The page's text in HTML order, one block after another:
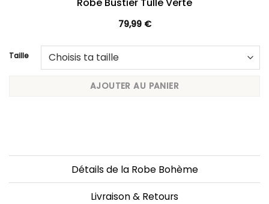
79,99 €
Taille
AJOUTER AU PANIER
Détails de la Robe Bohème
Livraison & Retours